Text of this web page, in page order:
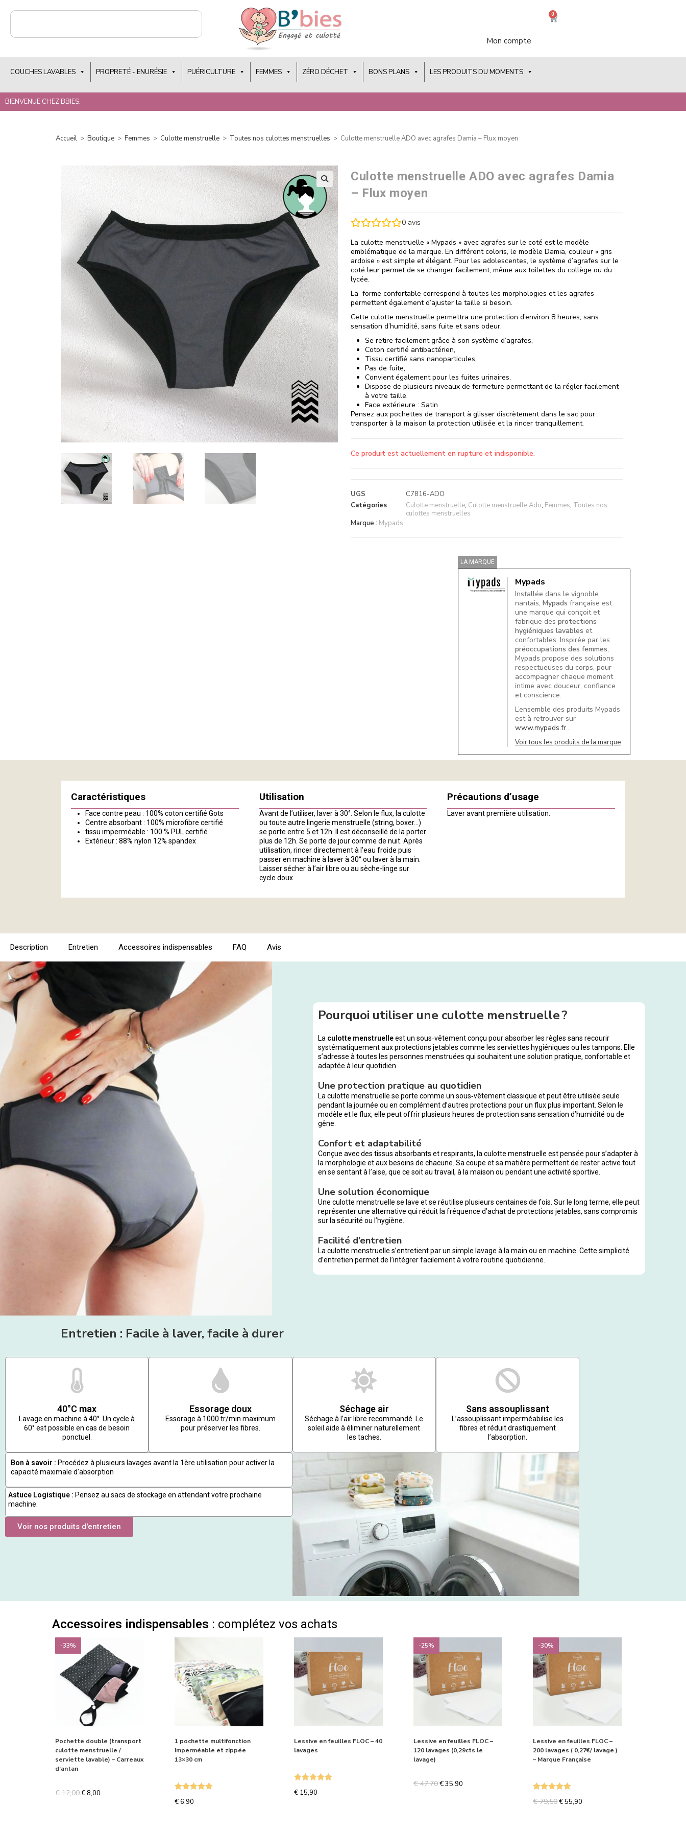
Mon compte
0
COUCHES LAVABLES PROPRETÉ - ENURÉSIE PUÉRICULTURE FEMMES ZÉRO DÉCHET BONS PLANS LES PRODUITS DU MOMENTS
BIENVENUE CHEZ BBIES.
Accueil > Boutique > Femmes > Culotte menstruelle > Toutes nos culottes menstruelles > Culotte menstruelle ADO avec agrafes Damia – Flux moyen
Culotte menstruelle ADO avec agrafes Damia
– Flux moyen
0avis
La culotte menstruelle « Mypads » avec agrafes sur le coté est le modèle
emblématique de la marque. En différent coloris, le modèle Damia, couleur « gris
ardoise » est simple et élégant. Pour les adolescentes, le système d’agrafes sur le
coté leur permet de se changer facilement, même aux toilettes du collège ou du
lycée.
La forme confortable correspond à toutes les morphologies et les agrafes
permettent également d’ajuster la taille si besoin.
Cette culotte menstruelle permettra une protection d’environ 8 heures, sans
sensation d’humidité, sans fuite et sans odeur.
Se retire facilement grâce à son système d’agrafes,
Coton certifié antibactérien,
Tissu certifié sans nanoparticules,
Pas de fuite,
Convient également pour les fuites urinaires,
Dispose de plusieurs niveaux de fermeture permettant de la régler facilement
à votre taille.
Face extérieure : Satin
Pensez aux pochettes de transport à glisser discrètement dans le sac pour
transporter à la maison la protection utilisée et la rincer tranquillement.
Ce produit est actuellement en rupture et indisponible.
UGS
C7816-ADO
Catégories
Culotte menstruelle, Culotte menstruelle Ado, Femmes, Toutes nos
culottes menstruelles
Marque : Mypads
LA MARQUE
Mypads
Installée dans le vignoble
nantais,Mypads française est
une marque qui conçoit et
fabrique desprotections
hygiéniques lavables et
confortables. Inspirée par les
préoccupations des femmes,
Mypads propose des solutions
respectueuses du corps, pour
accompagner chaque moment
intime avec douceur, confiance
et conscience.
L’ensemble des produits Mypads
est à retrouver sur
www.mypads.fr .
Voir tous les produits de la marque
Caractéristiques
Face contre peau : 100% coton certifié Gots
Centre absorbant : 100% microfibre certifié
tissu imperméable : 100 % PUL certifié
Extérieur : 88% nylon 12% spandex
Utilisation
Avant de l’utiliser, laver à 30°. Selon le flux, la culotte
ou toute autre lingerie menstruelle (string, boxer…)
se porte entre 5 et 12h. Il est déconseillé de la porter
plus de 12h. Se porte de jour comme de nuit. Après
utilisation, rincer directement à l’eau froide puis
passer en machine à laver à 30° ou laver à la main.
Laisser sécher à l’air libre ou au sèche-linge sur
cycle doux
Précautions d’usage
Laver avant première utilisation.
Description Entretien Accessoires indispensables FAQ Avis
Pourquoi utiliser une culotte menstruelle ?
La culotte menstruelleest un sous‑vêtement conçu pour absorber les règles sans recourir
systématiquement aux protections jetables comme les serviettes hygiéniques ou les tampons. Elle
s’adresse à toutes les personnes menstruées qui souhaitent une solution pratique, confortable et
adaptée à leur quotidien.
Une protection pratique au quotidien
La culotte menstruelle se porte comme un sous‑vêtement classique et peut être utilisée seule
pendant la journée ou en complément d’autres protections pour un flux plus important. Selon le
modèle et le flux, elle peut offrir plusieurs heures de protection sans sensation d’humidité ou de
gêne.
Confort et adaptabilité
Conçue avec des tissus absorbants et respirants, la culotte menstruelle est pensée pour s’adapter à
la morphologie et aux besoins de chacune. Sa coupe et sa matière permettent de rester active tout
en se sentant à l’aise, que ce soit au travail, à la maison ou pendant une activité sportive.
Une solution économique
Une culotte menstruelle se lave et se réutilise plusieurs centaines de fois. Sur le long terme, elle peut
représenter une alternative qui réduit la fréquence d’achat de protections jetables, sans compromis
sur la sécurité ou l’hygiène.
Facilité d’entretien
La culotte menstruelle s’entretient par un simple lavage à la main ou en machine. Cette simplicité
d’entretien permet de l’intégrer facilement à votre routine quotidienne.
Entretien : Facile à laver, facile à durer
40°C max
Lavage en machine à 40°. Un cycle à
60° est possible en cas de besoin
ponctuel.
Essorage doux
Essorage à 1000 tr/min maximum
pour préserver les fibres.
Séchage air
Séchage à l’air libre recommandé. Le
soleil aide à éliminer naturellement
les taches.
Sans assouplissant
L’assouplissant imperméabilise les
fibres et réduit drastiquement
l’absorption.
Bon à savoir : Procédez à plusieurs lavages avant la 1ère utilisation pour activer la
capacité maximale d’absorption
Astuce Logistique : Pensez au sacs de stockage en attendant votre prochaine
machine.
Voir nos produits d'entretien
Accessoires indispensables : complétez vos achats
-33%
Pochette double (transport
culotte menstruelle /
serviette lavable) – Carreaux
d’antan
€12,00€ 8,00
1 pochette multifonction
imperméable et zippée
13×30 cm
€6,90
Lessive en feuilles FLOC – 40
lavages
€ 15,90
-25%
Lessive en feuilles FLOC –
120 lavages (0,29cts le
lavage)
€47,70€35,90
-30%
Lessive en feuilles FLOC –
200 lavages ( 0,27€/ lavage )
– Marque Française
€79,50€55,90